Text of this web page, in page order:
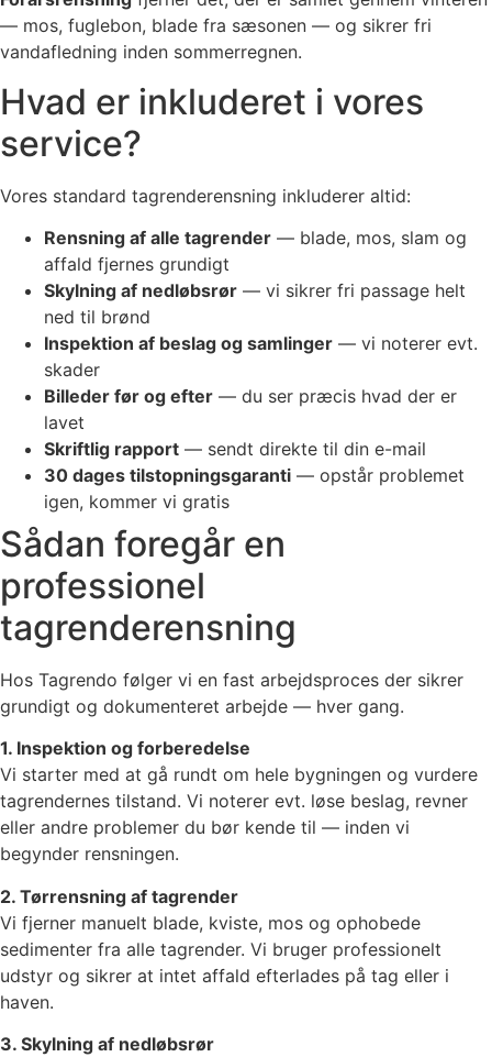
— mos, fuglebon, blade fra sæsonen — og sikrer fri
vandafledning inden sommerregnen.
Hvad er inkluderet i vores
service?
Vores standard tagrenderensning inkluderer altid:
Rensning af alle tagrender — blade, mos, slam og
affald fjernes grundigt
Skylning af nedløbsrør — vi sikrer fri passage helt
ned til brønd
Inspektion af beslag og samlinger — vi noterer evt.
skader
Billeder før og efter — du ser præcis hvad der er
lavet
Skriftlig rapport — sendt direkte til din e-mail
30 dages tilstopningsgaranti — opstår problemet
igen, kommer vi gratis
Sådan foregår en
professionel
tagrenderensning
Hos Tagrendo følger vi en fast arbejdsproces der sikrer
grundigt og dokumenteret arbejde — hver gang.
1. Inspektion og forberedelse
Vi starter med at gå rundt om hele bygningen og vurdere
tagrendernes tilstand. Vi noterer evt. løse beslag, revner
eller andre problemer du bør kende til — inden vi
begynder rensningen.
2. Tørrensning af tagrender
Vi fjerner manuelt blade, kviste, mos og ophobede
sedimenter fra alle tagrender. Vi bruger professionelt
udstyr og sikrer at intet affald efterlades på tag eller i
haven.
3. Skylning af nedløbsrør